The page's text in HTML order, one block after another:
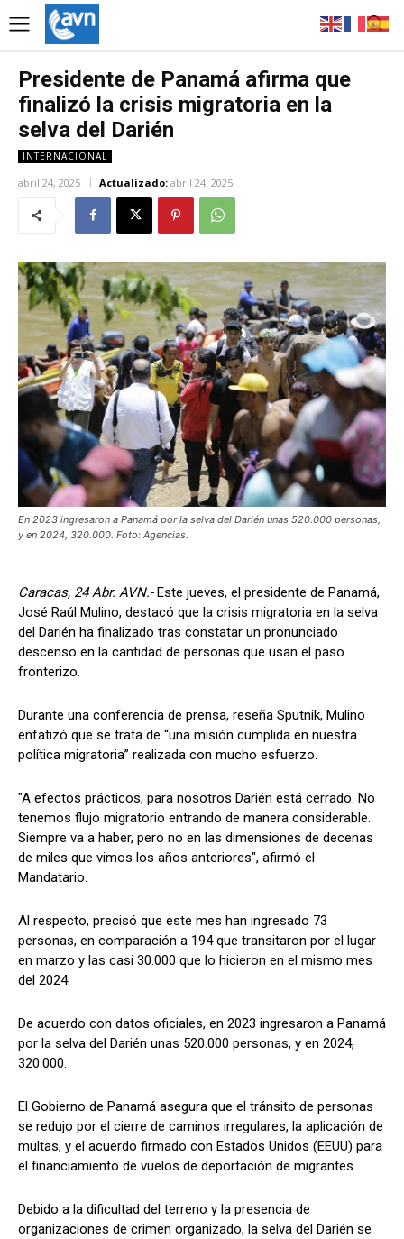
Presidente de Panamá afirma que
finalizó la crisis migratoria en la
selva del Darién
INTERNACIONAL
abril 24, 2025 Actualizado: abril 24, 2025
En 2023 ingresaron a Panamá por la selva del Darién unas 520.000 personas,
y en 2024, 320.000. Foto: Agencias.
Caracas, 24 Abr. AVN.-Este jueves, el presidente de Panamá,
José Raúl Mulino, destacó que la crisis migratoria en la selva
del Darién ha finalizado tras constatar un pronunciado
descenso en la cantidad de personas que usan el paso
fronterizo.
Durante una conferencia de prensa, reseña Sputnik, Mulino
enfatizó que se trata de “una misión cumplida en nuestra
política migratoria” realizada con mucho esfuerzo.
"A efectos prácticos, para nosotros Darién está cerrado. No
tenemos flujo migratorio entrando de manera considerable.
Siempre va a haber, pero no en las dimensiones de decenas
de miles que vimos los años anteriores", afirmó el
Mandatario.
Al respecto, precisó que este mes han ingresado 73
personas, en comparación a 194 que transitaron por el lugar
en marzo y las casi 30.000 que lo hicieron en el mismo mes
del 2024.
De acuerdo con datos oficiales, en 2023 ingresaron a Panamá
por la selva del Darién unas 520.000 personas, y en 2024,
320.000.
El Gobierno de Panamá asegura que el tránsito de personas
se redujo por el cierre de caminos irregulares, la aplicación de
multas, y el acuerdo firmado con Estados Unidos (EEUU) para
el financiamiento de vuelos de deportación de migrantes.
Debido a la dificultad del terreno y la presencia de
organizaciones de crimen organizado, la selva del Darién se